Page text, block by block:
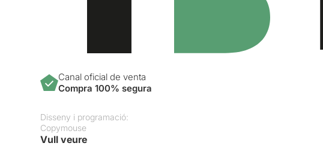
Canal oficial de venta
Compra 100% segura
Disseny i programació:
Copymouse
Vull veure